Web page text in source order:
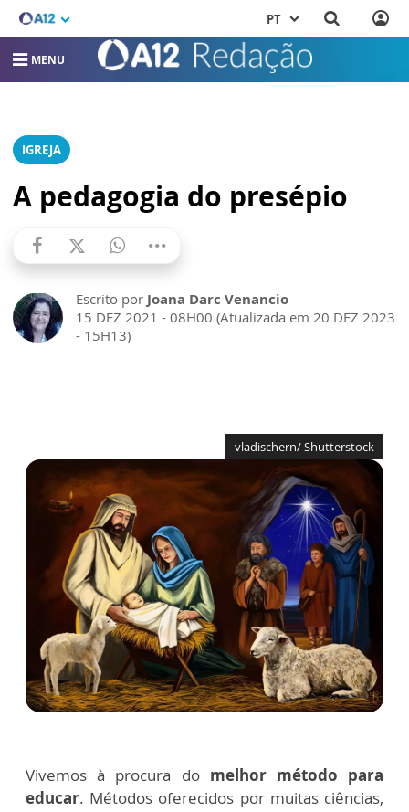
PT
MENU
IGREJA
A pedagogia do presépio
Escrito por Joana Darc Venancio
15 DEZ 2021 - 08H00 (Atualizada em 20 DEZ 2023
- 15H13)
vladischern/ Shutterstock
Vivemos à procura do melhor método para
educar. Métodos oferecidos por muitas ciências,